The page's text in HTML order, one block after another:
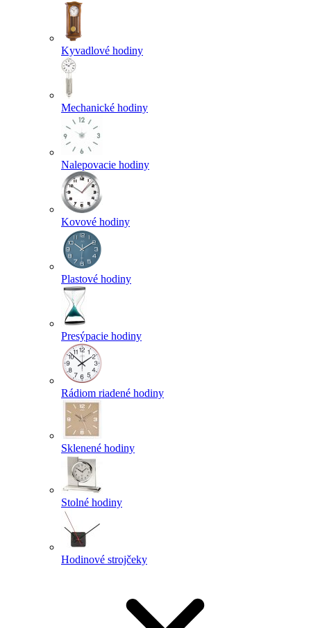
Kyvadlové hodiny
Mechanické hodiny
Nalepovacie hodiny
Kovové hodiny
Plastové hodiny
Presýpacie hodiny
Rádiom riadené hodiny
Sklenené hodiny
Stolné hodiny
Hodinové strojčeky